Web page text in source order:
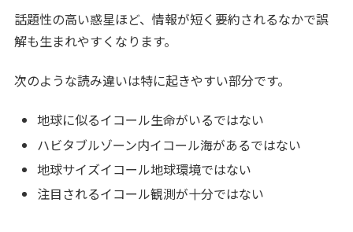
話題性の高い惑星ほど、情報が短く要約されるなかで誤
解も生まれやすくなります。
次のような読み違いは特に起きやすい部分です。
地球に似るイコール生命がいるではない
ハビタブルゾーン内イコール海があるではない
地球サイズイコール地球環境ではない
注目されるイコール観測が十分ではない